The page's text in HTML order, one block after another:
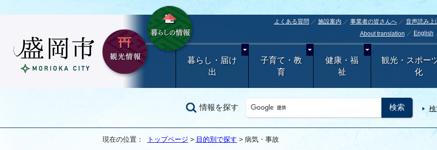
よくある質問 施設案内 事業者の皆さんへ
音声読み上
About translation
English
暮らし・届け
出
子育て・教
育
健康・福
祉
観光・スポー
化
情報を探す
現在の位置： トップページ > 目的別で探す > 病気・事故